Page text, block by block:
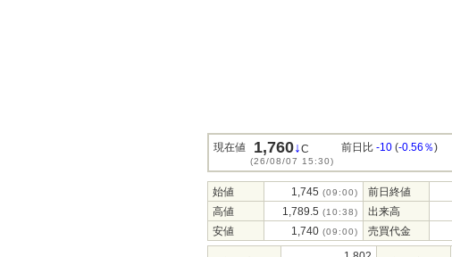
現在値 1,760↓C
(26/08/07 15:30)
前日比 -10 (-0.56％)
始値 1,745 (09:00) 前日終値
高値 1,789.5 (10:38) 出来高
安値 1,740 (09:00) 売買代金